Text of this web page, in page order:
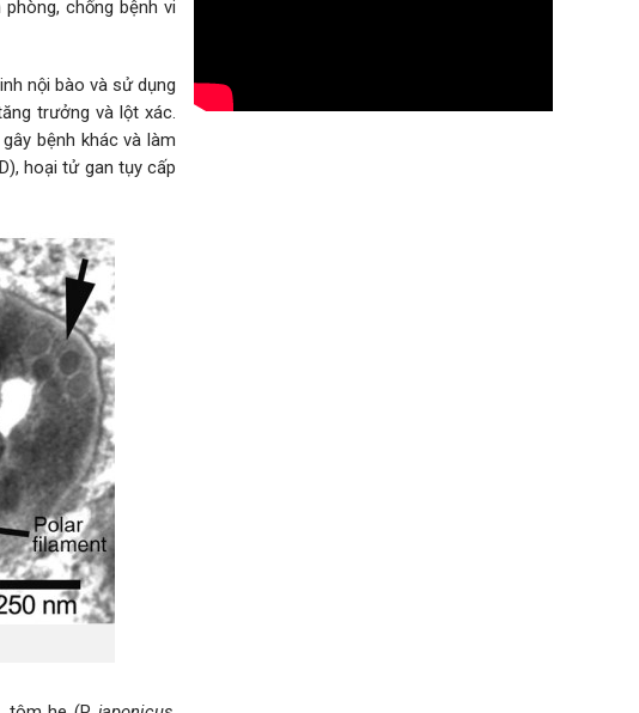
chống bệnh vi
nội bào và sử dụng
trưởng và lột xác.
bệnh khác và làm
hoại tử gan tụy cấp